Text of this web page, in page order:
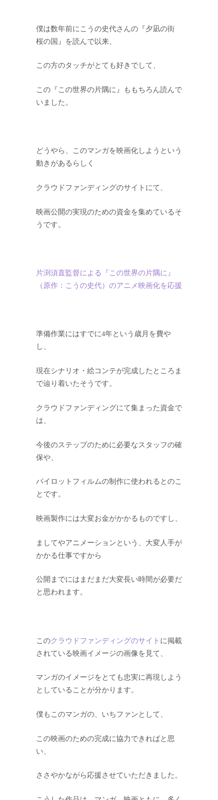
僕は数年前にこうの史代さんの『夕凪の街
桜の国』を読んで以来、
この方のタッチがとても好きでして、
この『この世界の片隅に』ももちろん読んで
いました。
どうやら、このマンガを映画化しようという
動きがあるらしく
クラウドファンディングのサイトにて、
映画公開の実現のための資金を集めているそ
うです。
片渕須直監督による『この世界の片隅に』
（原作：こうの史代）のアニメ映画化を応援
準備作業にはすでに4年という歳月を費や
し、
現在シナリオ・絵コンテが完成したところま
で辿り着いたそうです。
クラウドファンディングにて集まった資金で
は、
今後のステップのために必要なスタッフの確
保や、
パイロットフィルムの制作に使われるとのこ
とです。
映画製作には大変お金がかかるものですし、
ましてやアニメーションという、大変人手が
かかる仕事ですから
公開までにはまだまだ大変長い時間が必要だ
と思われます。
このクラウドファンディングのサイト に掲載
されている映画イメージの画像を見て、
マンガのイメージをとても忠実に再現しよう
としていることが分かります。
僕もこのマンガの、いちファンとして、
この映画のための完成に協力できればと思
い、
ささやかながら応援させていただきました。